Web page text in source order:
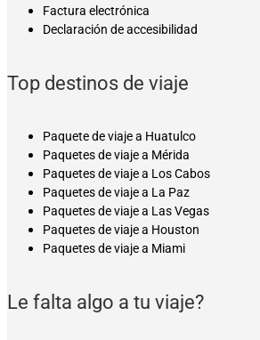
Factura electrónica
Declaración de accesibilidad
Top destinos de viaje
Paquete de viaje a Huatulco
Paquetes de viaje a Mérida
Paquetes de viaje a Los Cabos
Paquetes de viaje a La Paz
Paquetes de viaje a Las Vegas
Paquetes de viaje a Houston
Paquetes de viaje a Miami
Le falta algo a tu viaje?